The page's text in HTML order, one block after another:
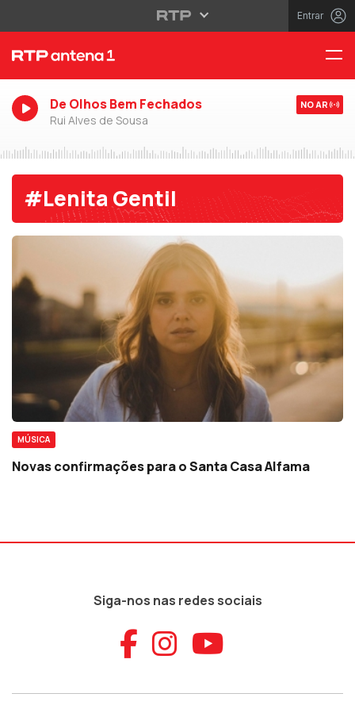
Entrar
De Olhos Bem Fechados
Rui Alves de Sousa
NO AR
#Lenita Gentil
MÚSICA
Novas confirmações para o Santa Casa Alfama
Siga-nos nas redes sociais
Aceder ao
Aceder ao
Aceder